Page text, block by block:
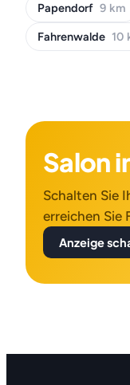
Papendorf 9 km
Fahrenwalde 10
Salon
Schalten Sie
erreichen Sie
Anzeige